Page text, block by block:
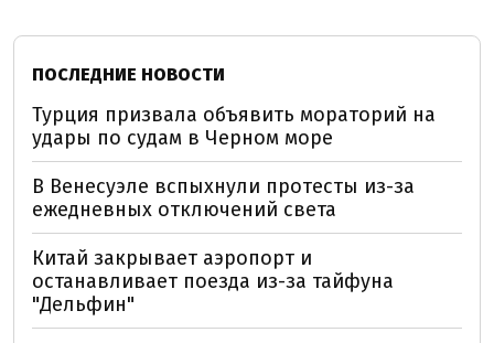
ПОСЛЕДНИЕ НОВОСТИ
Турция призвала объявить мораторий на
удары по судам в Черном море
В Венесуэле вспыхнули протесты из-за
ежедневных отключений света
Китай закрывает аэропорт и
останавливает поезда из-за тайфуна
"Дельфин"